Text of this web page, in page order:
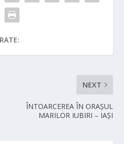
RATE:
NEXT
ÎNTOARCEREA ÎN ORAȘUL
MARILOR IUBIRI – IAȘI